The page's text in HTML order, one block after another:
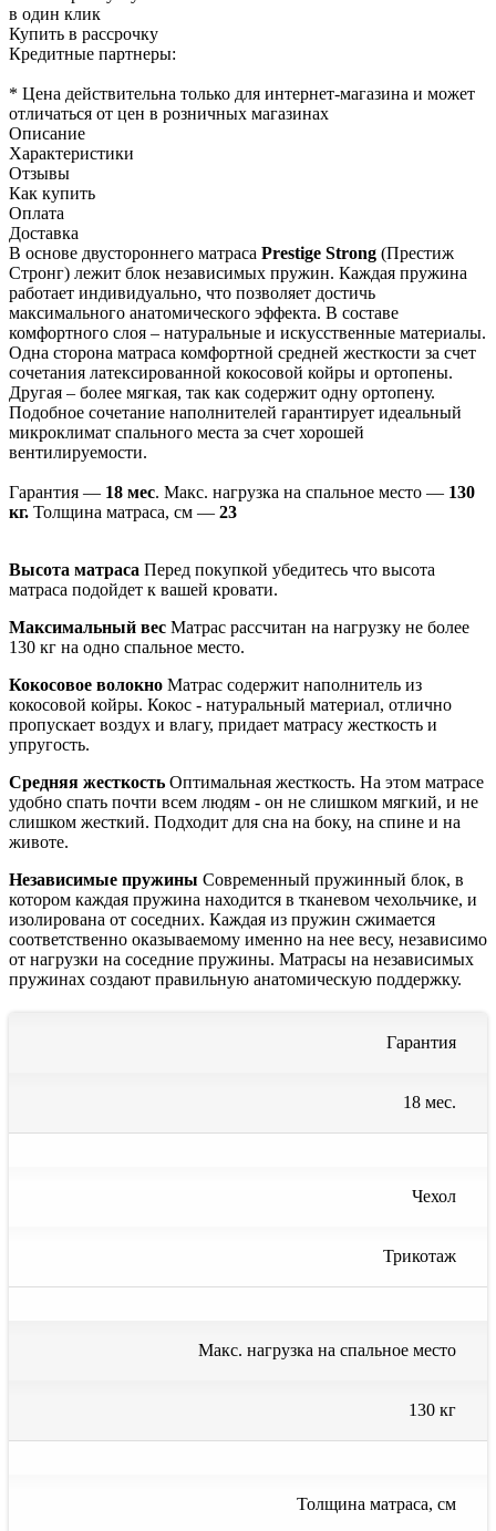
в один клик
Купить в рассрочку
Кредитные партнеры:
* Цена действительна только для интернет-магазина и может
отличаться от цен в розничных магазинах
Описание
Характеристики
Отзывы
Как купить
Оплата
Доставка
В основе двустороннего матраса Prestige Strong (Престиж
Стронг) лежит блок независимых пружин. Каждая пружина
работает индивидуально, что позволяет достичь
максимального анатомического эффекта. В составе
комфортного слоя – натуральные и искусственные материалы.
Одна сторона матраса комфортной средней жесткости за счет
сочетания латексированной кокосовой койры и ортопены.
Другая – более мягкая, так как содержит одну ортопену.
Подобное сочетание наполнителей гарантирует идеальный
микроклимат спального места за счет хорошей
вентилируемости.
Гарантия — 18 мес. Макс. нагрузка на спальное место — 130
кг. Толщина матраса, см — 23
Высота матраса Перед покупкой убедитесь что высота
матраса подойдет к вашей кровати.
Максимальный вес Матрас рассчитан на нагрузку не более
130 кг на одно спальное место.
Кокосовое волокно Матрас содержит наполнитель из
кокосовой койры. Кокос - натуральный материал, отлично
пропускает воздух и влагу, придает матрасу жесткость и
упругость.
Средняя жесткость Оптимальная жесткость. На этом матрасе
удобно спать почти всем людям - он не слишком мягкий, и не
слишком жесткий. Подходит для сна на боку, на спине и на
животе.
Независимые пружины Современный пружинный блок, в
котором каждая пружина находится в тканевом чехольчике, и
изолирована от соседних. Каждая из пружин сжимается
соответственно оказываемому именно на нее весу, независимо
от нагрузки на соседние пружины. Матрасы на независимых
пружинах создают правильную анатомическую поддержку.
Гарантия
18 мес.
Чехол
Трикотаж
Макс. нагрузка на спальное место
130 кг
Толщина матраса, см